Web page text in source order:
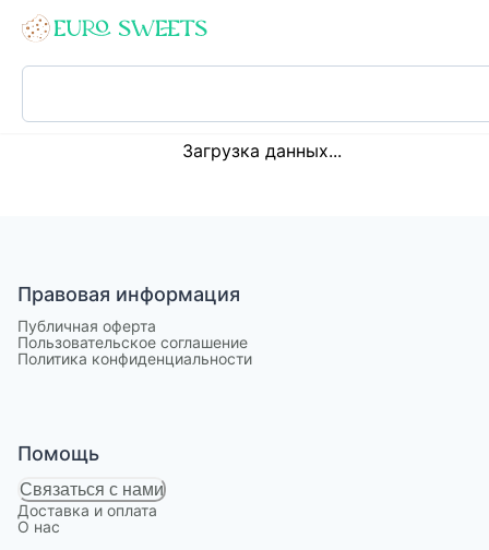
Loading...
Загрузка данных...
Правовая информация
Публичная оферта
Пользовательское соглашение
Политика конфиденциальности
Помощь
Связаться с нами
Доставка и оплата
О нас